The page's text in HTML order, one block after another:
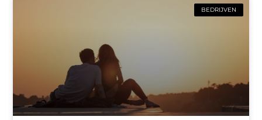
BEDRIJVEN